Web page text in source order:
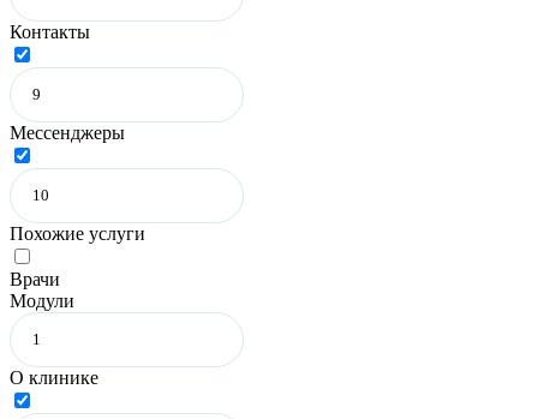
Контакты
Мессенджеры
Похожие услуги
Врачи
Модули
О клинике